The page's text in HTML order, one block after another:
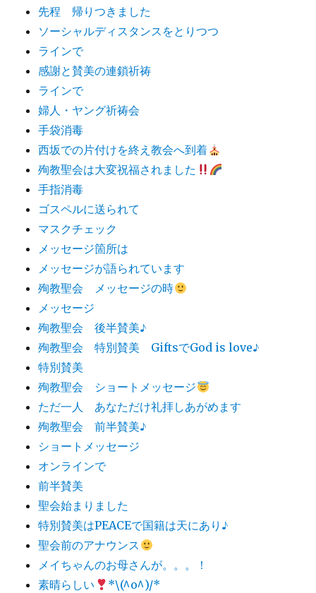
先程 帰りつきました
ソーシャルディスタンスをとりつつ
ラインで
感謝と賛美の連鎖祈祷
ラインで
婦人・ヤング祈祷会
手袋消毒
西坂での片付けを終え教会へ到着
殉教聖会は大変祝福されました
手指消毒
ゴスペルに送られて
マスクチェック
メッセージ箇所は
メッセージが語られています
殉教聖会 メッセージの時
メッセージ
殉教聖会 後半賛美♪
殉教聖会 特別賛美 GiftsでGod is love♪
特別賛美
殉教聖会 ショートメッセージ
ただ一人 あなただけ礼拝しあがめます
殉教聖会 前半賛美♪
ショートメッセージ
オンラインで
前半賛美
聖会始まりました
特別賛美はPEACEで国籍は天にあり♪
聖会前のアナウンス
メイちゃんのお母さんが。。。！
素晴らしい
*\(^o^)/*